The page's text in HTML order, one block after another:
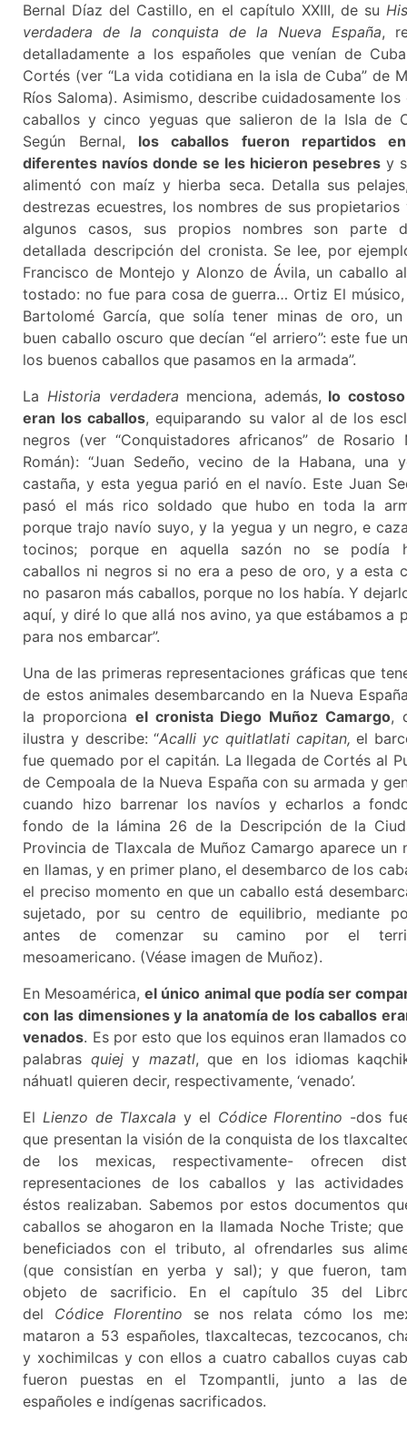
Bernal Díaz del Castillo, en el capítulo XXIII, de su
verdadera de la conquista de la Nueva España,
detalladamente a los españoles que venían de
Cortés (ver “La vida cotidiana en la isla de Cuba” de
Ríos Saloma). Asimismo, describe cuidadosamente los
caballos y cinco yeguas que salieron de la Isla de
Según Bernal, los caballos fueron repartidos
diferentes navíos donde se les hicieron pesebresy
alimentó con maíz y hierba seca. Detalla sus
destrezas ecuestres, los nombres de sus propietarios
algunos casos, sus propios nombres son parte
detallada descripción del cronista. Se lee, por
Francisco de Montejo y Alonzo de Ávila, un caballo
tostado: no fue para cosa de guerra… Ortiz El
Bartolomé García, que solía tener minas de oro, un
buen caballo oscuro que decían “el arriero”: este fue
los buenos caballos que pasamos en la armada”.
LaHistoria verdadera menciona, además, lo
eran los caballos, equiparando su valor al de los
negros (ver “Conquistadores africanos” de Rosario
Román): “Juan Sedeño, vecino de la Habana, una
castaña, y esta yegua parió en el navío. Este Juan
pasó el más rico soldado que hubo en toda la
porque trajo navío suyo, y la yegua y un negro, e
tocinos; porque en aquella sazón no se podía
caballos ni negros si no era a peso de oro, y a esta
no pasaron más caballos, porque no los había. Y
aquí, y diré lo que allá nos avino, ya que estábamos a
para nos embarcar”.
Una de las primeras representaciones gráficas que
de estos animales desembarcando en la Nueva
la proporciona el cronista Diego Muñoz Camargo,
ilustra y describe: “Acalli yc quitlatlati capitan,el
fue quemado por el capitán. La llegada de Cortés al
de Cempoala de la Nueva España con su armada y
cuando hizo barrenar los navíos y echarlos a
fondo de la lámina 26 de la Descripción de la
Provincia de Tlaxcala de Muñoz Camargo aparece un
en llamas, y en primer plano, el desembarco de los
el preciso momento en que un caballo está
sujetado, por su centro de equilibrio, mediante
antes de comenzar su camino por el
mesoamericano. (Véase imagen de Muñoz).
En Mesoamérica,el único animal que podía ser
con las dimensiones y la anatomía de los caballos
venados. Es por esto que los equinos eran llamados
palabras quiejy mazatl, que en los idiomas
náhuatl quieren decir, respectivamente, ‘venado’.
ElLienzo de Tlaxcala y el Códice Florentino -dos
que presentan la visión de la conquista de los
de los mexicas, respectivamente- ofrecen
representaciones de los caballos y las
éstos realizaban. Sabemos por estos documentos
caballos se ahogaron en la llamada Noche Triste; que
beneficiados con el tributo, al ofrendarles sus
(que consistían en yerba y sal); y que fueron,
objeto de sacrificio. En el capítulo 35 del
del Códice Florentino se nos relata cómo los
mataron a 53 españoles, tlaxcaltecas, tezcocanos,
y xochimilcas y con ellos a cuatro caballos cuyas
fueron puestas en el Tzompantli, junto a las
españoles e indígenas sacrificados.